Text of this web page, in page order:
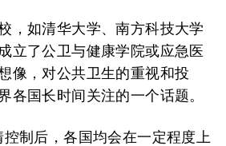
，如清华大学、南方科技大学
立了公卫与健康学院或应急医
像，对公共卫生的重视和投
各国长时间关注的一个话题。
制后，各国均会在一定程度上